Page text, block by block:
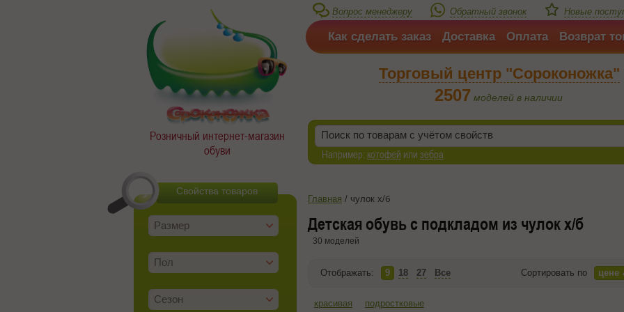
Розничный интернет-магазин
обуви
Например:котофей илизебра
Вопрос менеджеру Обратный звонок Новые
Как сделать заказ Доставка Оплата Возврат
Торговый центр "Сороконожка"
2507 моделей в наличии
Размер
Пол
Сезон
Свойства товаров
Главная / чулок х/б
Детская обувь с подкладом из чулок х/б
30 моделей
Отображать: 9 18 27 Все Сортировать по цене
красивая подростковые